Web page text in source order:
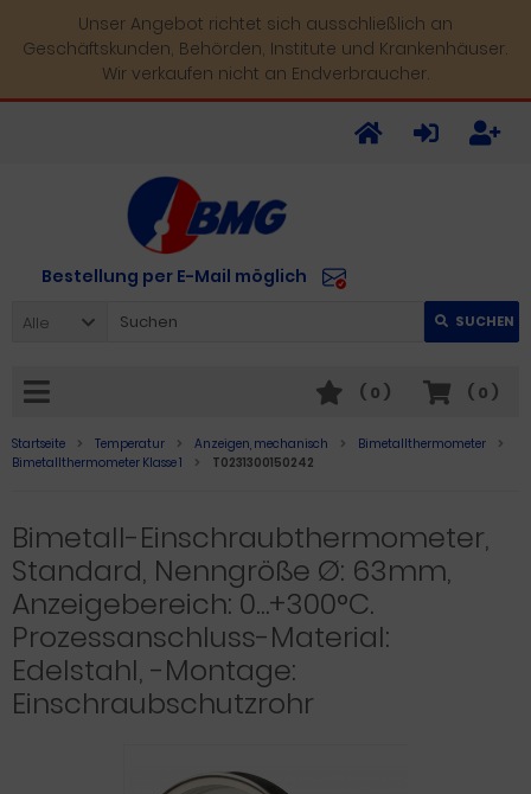
Unser Angebot richtet sich ausschließlich an
Geschäftskunden, Behörden, Institute und Krankenhäuser.
Wir verkaufen nicht an Endverbraucher.
Bestellung per E-Mail möglich
Alle SUCHEN
( 0 )
( 0 )
Startseite Temperatur Anzeigen, mechanisch
Bimetallthermometer
Bimetallthermometer Klasse 1
T0231300150242
Bimetall-Einschraubthermometer,
Standard, Nenngröße Ø: 63mm,
Anzeigebereich: 0…+300°C.
Prozessanschluss-Material:
Edelstahl, -Montage:
Einschraubschutzrohr